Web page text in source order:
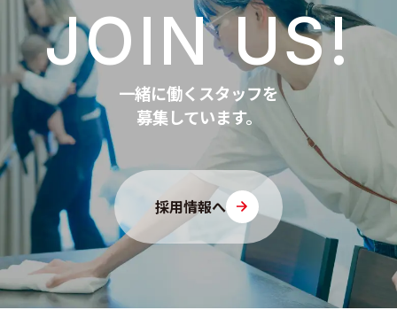
JOIN US!
一緒に働くスタッフを
募集しています。
採用情報へ